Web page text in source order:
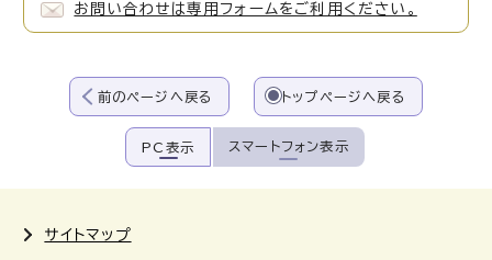
お問い合わせは専用フォームをご利用ください。
前のページへ戻る トップページへ戻る
PC表示 スマートフォン表示
サイトマップ